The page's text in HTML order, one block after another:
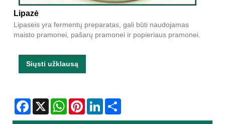
Lipazė
Lipaseis yra fermentų preparatas, gali būti naudojamas
maisto pramonei, pašarų pramonei ir popieriaus pramonei.
Siųsti užklausą
Facebook
X WhatsAppPinterestLinkedIn